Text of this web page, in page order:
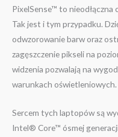
PixelSense™ to
Tak jest i tym przypadku.
odwzorowanie barw oraz
zagęszczenie pikseli na
widzenia pozwalają na
warunkach oświetleniowych.
Sercem tych laptopów są
Intel® Core™ ósmej